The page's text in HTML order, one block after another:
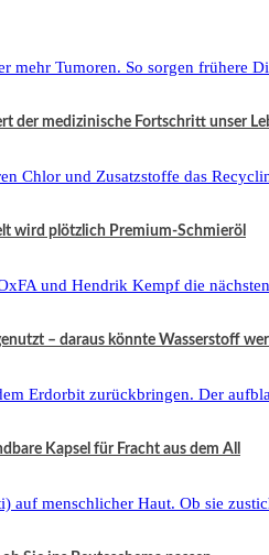
der medizinische Fortschritt unser
wird plötzlich Premium-Schmieröl
– daraus könnte Wasserstoff
Kapsel für Fracht aus dem All